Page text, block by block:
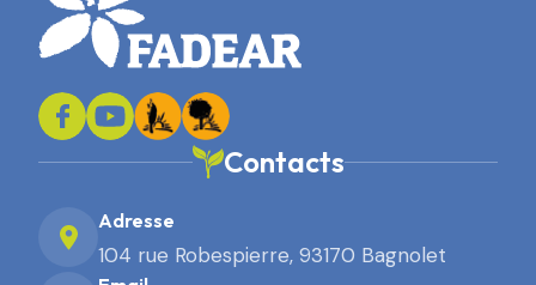
Contacts
Adresse
104 rue Robespierre, 93170 Bagnolet